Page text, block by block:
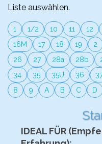
Liste auswählen.
1 1/2 10 11 12
16M
17 18 19 2
26
27 28a 28b
34
35 35U 36
8
9 A B C D
IDEAL FÜR